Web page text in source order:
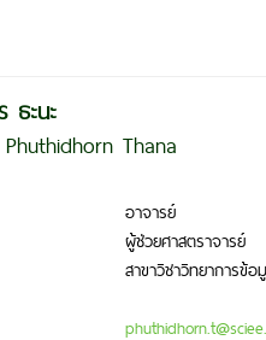
ธะนะ
Thana
อาจารย์
ผู้ช่วยศาสตราจารย์
สาขาวิชาวิทยาการข้